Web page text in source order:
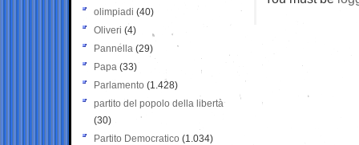
olimpiadi (40)
Oliveri (4)
Pannella (29)
Papa (33)
Parlamento (1.428)
partito del popolo della libertà
(30)
Partito Democratico (1.034)